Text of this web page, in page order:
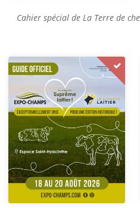
Cahier spécial de La Terre de